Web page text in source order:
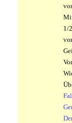
1/